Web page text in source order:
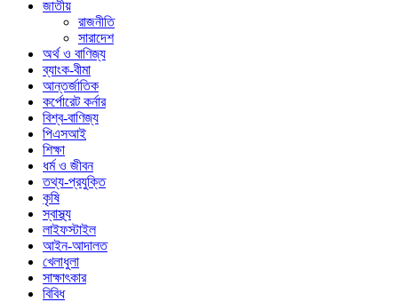
জাতীয়
রাজনীতি
সারাদেশ
অর্থ ও বাণিজ্য
ব্যাংক-বীমা
আন্তর্জাতিক
কর্পোরেট কর্নার
বিশ্ব-বাণিজ্য
পিএসআই
শিক্ষা
ধর্ম ও জীবন
তথ্য-প্রযুক্তি
কৃষি
স্বাস্থ্য
লাইফস্টাইল
আইন-আদালত
খেলাধুলা
সাক্ষাৎকার
বিবিধ